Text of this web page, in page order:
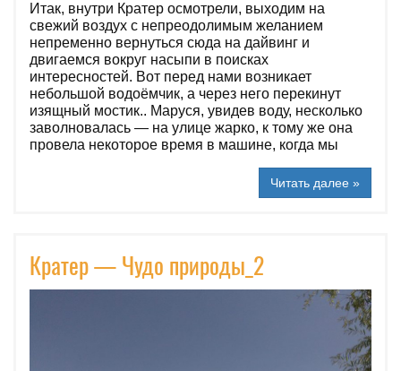
Итак, внутри Кратер осмотрели, выходим на
свежий воздух с непреодолимым желанием
непременно вернуться сюда на дайвинг и
двигаемся вокруг насыпи в поисках
интересностей. Вот перед нами возникает
небольшой водоёмчик, а через него перекинут
изящный мостик.. Маруся, увидев воду, несколько
заволновалась — на улице жарко, к тому же она
провела некоторое время в машине, когда мы
Читать далее »
Кратер — Чудо природы_2